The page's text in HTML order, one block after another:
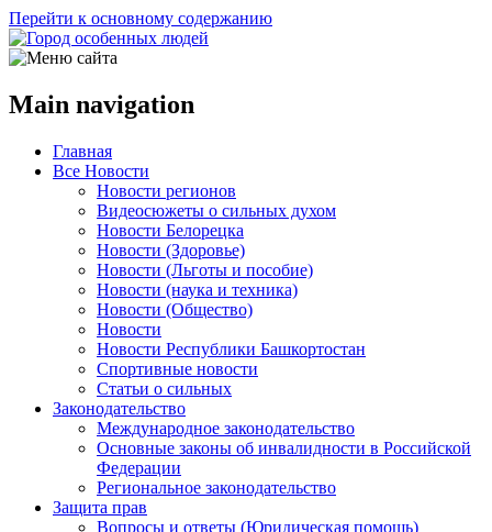
Перейти к основному содержанию
Main navigation
Главная
Все Новости
Новости регионов
Видеосюжеты о сильных духом
Новости Белорецка
Новости (Здоровье)
Новости (Льготы и пособие)
Новости (наука и техника)
Новости (Общество)
Новости
Новости Республики Башкортостан
Спортивные новости
Статьи о сильных
Законодательство
Международное законодательство
Основные законы об инвалидности в Российской
Федерации
Региональное законодательство
Защита прав
Вопросы и ответы (Юридическая помощь)